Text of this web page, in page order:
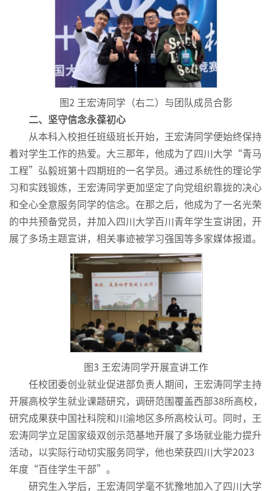
图2 王宏涛同学（右二）与团队成员合影
二、坚守信念永葆初心
从本科入校担任班级班长开始，王宏涛同学便始终保持
着对学生工作的热爱。大三那年，他成为了四川大学“青马
工程”弘毅班第十四期班的一名学员。通过系统性的理论学
习和实践锻炼，王宏涛同学更加坚定了向党组织靠拢的决心
和全心全意服务同学的信念。在那之后，他成为了一名光荣
的中共预备党员，并加入四川大学百川青年学生宣讲团，开
展了多场主题宣讲，相关事迹被学习强国等多家媒体报道。
图3 王宏涛同学开展宣讲工作
任校团委创业就业促进部负责人期间，王宏涛同学主持
开展高校学生就业课题研究，调研范围覆盖西部38所高校，
研究成果获中国社科院和川渝地区多所高校认可。同时，王
宏涛同学立足国家级双创示范基地开展了多场就业能力提升
活动，以实际行动切实服务同学，他也荣获四川大学2023
年度“百佳学生干部”。
研究生入学后，王宏涛同学毫不犹豫地加入了四川大学